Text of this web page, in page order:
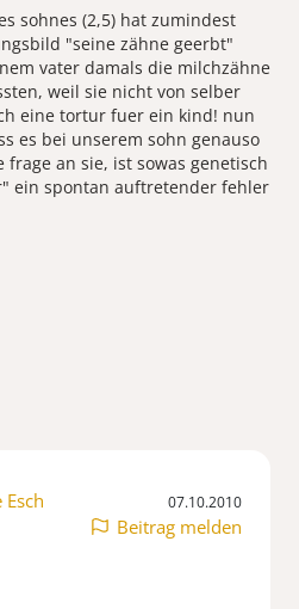
sohnes (2,5) hat zumindest
"seine zähne geerbt"
vater damals die milchzähne
weil sie nicht von selber
eine tortur fuer ein kind! nun
es bei unserem sohn genauso
an sie, ist sowas genetisch
ein spontan auftretender fehler
Esch 07.10.2010
Beitrag melden